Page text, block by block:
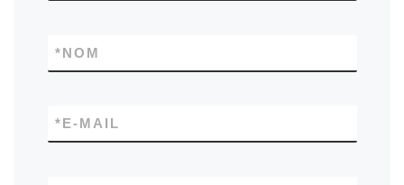
NOM
*
E-MAIL
*